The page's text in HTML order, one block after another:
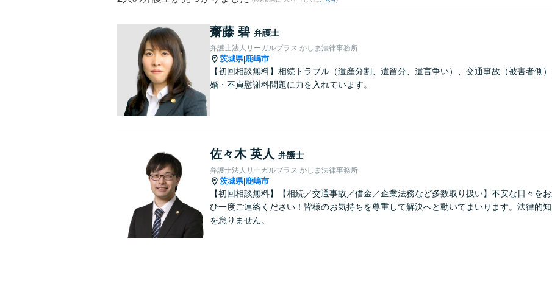
齋藤 碧 弁護士
弁護士法人リーガルプラス かしま法律事務所
茨城県|鹿嶋市
【初回相談無料】相続トラブル（遺産分割、遺留分、遺言争い）、交通事故（被害者側
婚・不貞慰謝料問題に力を入れています。
佐々木 英人 弁護士
弁護士法人リーガルプラス かしま法律事務所
茨城県|鹿嶋市
【初回相談無料】【相続／交通事故／借金／企業法務など多数取り扱い】不安な日々を
ひ一度ご連絡ください！皆様のお気持ちを尊重して解決へと動いてまいります。法律的
を怠りません。